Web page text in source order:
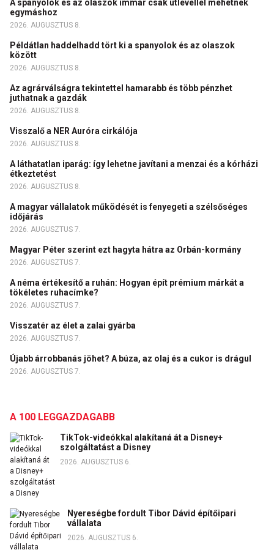
A spanyolok és az olaszok immár csak útlevéllel mehetnek
egymáshoz
2026. AUGUSZTUS 8.
Példátlan haddelhadd tört ki a spanyolok és az olaszok
között
2026. AUGUSZTUS 8.
Az agrárválságra tekintettel hamarabb és több pénzhet
juthatnak a gazdák
2026. AUGUSZTUS 8.
Visszalő a NER Auróra cirkálója
2026. AUGUSZTUS 8.
A láthatatlan iparág: így lehetne javítani a menzai és a kórházi
étkeztetést
2026. AUGUSZTUS 8.
A magyar vállalatok működését is fenyegeti a szélsőséges
időjárás
2026. AUGUSZTUS 7.
Magyar Péter szerint ezt hagyta hátra az Orbán-kormány
2026. AUGUSZTUS 7.
A néma értékesítő a ruhán: Hogyan épít prémium márkát a
tökéletes ruhacímke?
2026. AUGUSZTUS 7.
Visszatér az élet a zalai gyárba
2026. AUGUSZTUS 7.
Újabb árrobbanás jöhet? A búza, az olaj és a cukor is drágul
2026. AUGUSZTUS 7.
A 100 LEGGAZDAGABB
TikTok-videókkal alakítaná át a Disney+
szolgáltatást a Disney
2026. AUGUSZTUS 6.
Nyereségbe fordult Tibor Dávid építőipari
vállalata
2026. AUGUSZTUS 6.